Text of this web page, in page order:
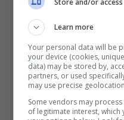
Sulle pagine del
di Genovese si
“Pietro non ha
telefono (che è
se nei momenti
dallo smartphone,
Store and/or
Learn more
Your personal data will be
your device (cookies,
data) may be stored by,
partners, or used
may use precise
Some vendors may
of legitimate interest,